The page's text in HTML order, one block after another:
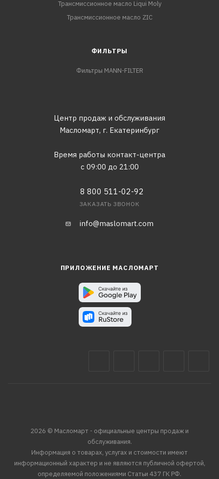
Трансмиссионное масло Liqui Moly
Трансмиссионное масло ZIC
ФИЛЬТРЫ
Фильтры MANN-FILTER
Центр продаж и обслуживания
Масломарт, г. Екатеринбург
Время работы контакт-центра
с 09:00 до 21:00
8 800 511-02-92
ЗАКАЗАТЬ ЗВОНОК
info@maslomart.com
ПРИЛОЖЕНИЕ МАСЛОМАРТ
2026 © Масломарт - официальные центры продаж и
обслуживания.
Информация о товарах, услугах и стоимости имеют
информационный характер и не являются публичной офертой,
определяемой положениями Статьи 437 ГК РФ.